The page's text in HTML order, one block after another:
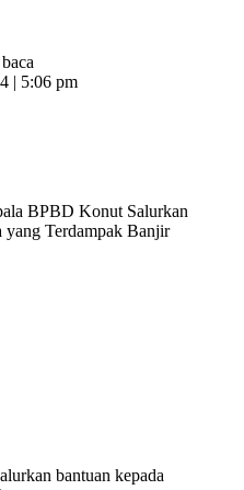
| 5:06 pm
BPBD Konut Salurkan
yang Terdampak Banjir
bantuan kepada